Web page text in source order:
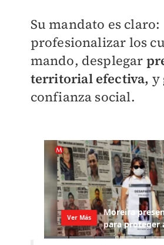
Su mandato es claro:
profesionalizar los
mando, desplegar
territorial efectiva, y
confianza social.